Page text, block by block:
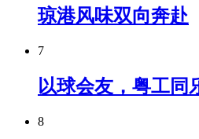
琼港风味双向奔赴
7
以球会友，粤工同
8